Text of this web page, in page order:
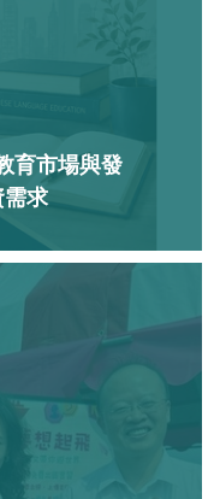
育市場與發
需求